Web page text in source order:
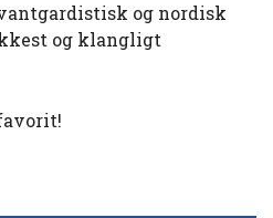
og nordisk
og klangligt